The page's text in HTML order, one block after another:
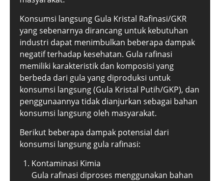
Konsumsi langsung Gula Kristal Rafinasi/GKR
yang sebenarnya dirancang untuk kebutuhan
industri dapat menimbulkan beberapa dampak
negatif terhadap kesehatan. Gula rafinasi
memiliki karakteristik dan komposisi yang
berbeda dari gula yang diproduksi untuk
konsumsi langsung (Gula Kristal Putih/GKP), dan
penggunaannya tidak dianjurkan sebagai bahan
konsumsi langsung oleh masyarakat.
Berikut beberapa dampak potensial dari
konsumsi langsung gula rafinasi:
Kontaminasi Kimia
Gula rafinasi diproses menggunakan bahan